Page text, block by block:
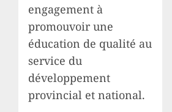
engagement à
promouvoir une
éducation de qualité au
service du
développement
provincial et national.